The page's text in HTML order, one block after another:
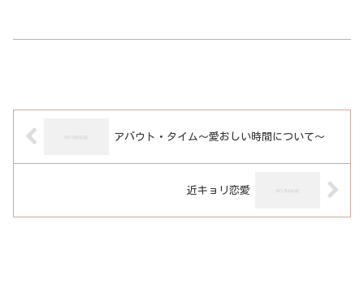
アバウト・タイム～愛おしい時間について～
近キョリ恋愛